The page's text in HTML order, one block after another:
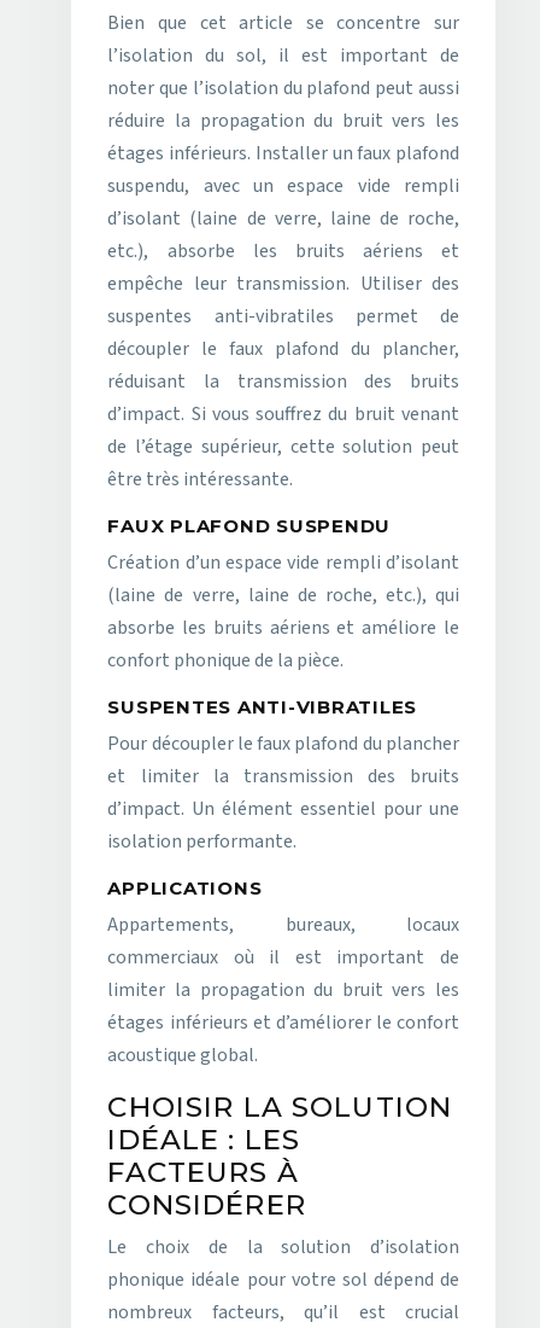
Bien que cet article se concentre sur
l’isolation du sol, il est important de
noter que l’isolation du plafond peut aussi
réduire la propagation du bruit vers les
étages inférieurs. Installer un faux plafond
suspendu, avec un espace vide rempli
d’isolant (laine de verre, laine de roche,
etc.), absorbe les bruits aériens et
empêche leur transmission. Utiliser des
suspentes anti-vibratiles permet de
découpler le faux plafond du plancher,
réduisant la transmission des bruits
d’impact. Si vous souffrez du bruit venant
de l’étage supérieur, cette solution peut
être très intéressante.
FAUX PLAFOND SUSPENDU
Création d’un espace vide rempli d’isolant
(laine de verre, laine de roche, etc.), qui
absorbe les bruits aériens et améliore le
confort phonique de la pièce.
SUSPENTES ANTI-VIBRATILES
Pour découpler le faux plafond du plancher
et limiter la transmission des bruits
d’impact. Un élément essentiel pour une
isolation performante.
APPLICATIONS
Appartements, bureaux, locaux
commerciaux où il est important de
limiter la propagation du bruit vers les
étages inférieurs et d’améliorer le confort
acoustique global.
CHOISIR LA SOLUTION
IDÉALE : LES
FACTEURS À
CONSIDÉRER
Le choix de la solution d’isolation
phonique idéale pour votre sol dépend de
nombreux facteurs, qu’il est crucial